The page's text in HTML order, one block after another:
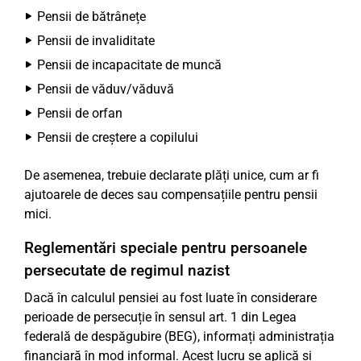
Pensii de bătrânețe
Pensii de invaliditate
Pensii de incapacitate de muncă
Pensii de văduv/văduvă
Pensii de orfan
Pensii de creștere a copilului
De asemenea, trebuie declarate plăți unice, cum ar fi
ajutoarele de deces sau compensațiile pentru pensii
mici.
Reglementări speciale pentru persoanele
persecutate de regimul nazist
Dacă în calculul pensiei au fost luate în considerare
perioade de persecuție în sensul art. 1 din Legea
federală de despăgubire (BEG), informați administrația
financiară în mod informal. Acest lucru se aplică și